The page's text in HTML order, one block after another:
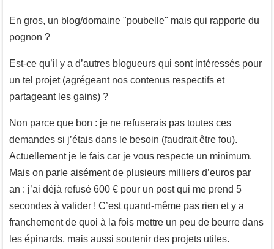
En gros, un blog/domaine "poubelle" mais qui rapporte du
pognon ?
Est-ce qu’il y a d’autres blogueurs qui sont intéressés pour
un tel projet (agrégeant nos contenus respectifs et
partageant les gains) ?
Non parce que bon : je ne refuserais pas toutes ces
demandes si j’étais dans le besoin (faudrait être fou).
Actuellement je le fais car je vous respecte un minimum.
Mais on parle aisément de plusieurs milliers d’euros par
an : j’ai déjà refusé 600 € pour un post qui me prend 5
secondes à valider ! C’est quand-même pas rien et y a
franchement de quoi à la fois mettre un peu de beurre dans
les épinards, mais aussi soutenir des projets utiles.